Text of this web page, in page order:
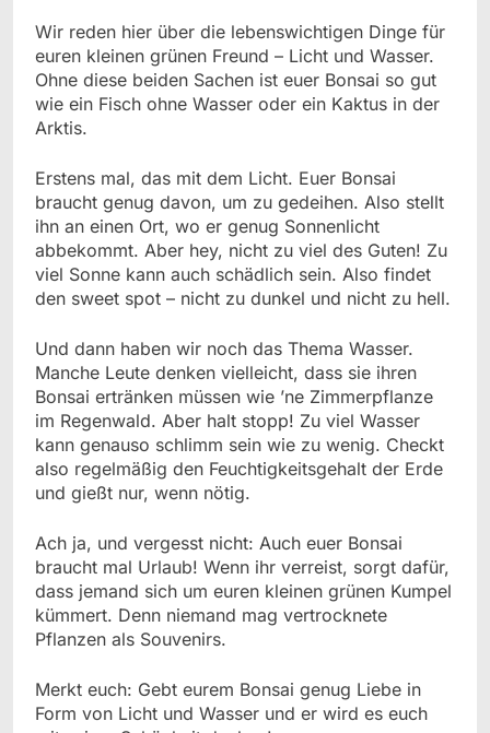
Wir reden hier über die lebenswichtigen Dinge für
euren kleinen grünen Freund – Licht und Wasser.
Ohne diese beiden Sachen ist euer Bonsai so gut
wie ein Fisch ohne Wasser oder ein Kaktus in der
Arktis.
Erstens mal, das mit dem Licht. Euer Bonsai
braucht genug davon, um zu gedeihen. Also stellt
ihn an einen Ort, wo er genug Sonnenlicht
abbekommt. Aber hey, nicht zu viel des Guten! Zu
viel Sonne kann auch schädlich sein. Also findet
den sweet spot – nicht zu dunkel und nicht zu hell.
Und dann haben wir noch das Thema Wasser.
Manche Leute denken vielleicht, dass sie ihren
Bonsai ertränken müssen wie ’ne Zimmerpflanze
im Regenwald. Aber halt stopp! Zu viel Wasser
kann genauso schlimm sein wie zu wenig. Checkt
also regelmäßig den Feuchtigkeitsgehalt der Erde
und gießt nur, wenn nötig.
Ach ja, und vergesst nicht: Auch euer Bonsai
braucht mal Urlaub! Wenn ihr verreist, sorgt dafür,
dass jemand sich um euren kleinen grünen Kumpel
kümmert. Denn niemand mag vertrocknete
Pflanzen als Souvenirs.
Merkt euch: Gebt eurem Bonsai genug Liebe in
Form von Licht und Wasser und er wird es euch